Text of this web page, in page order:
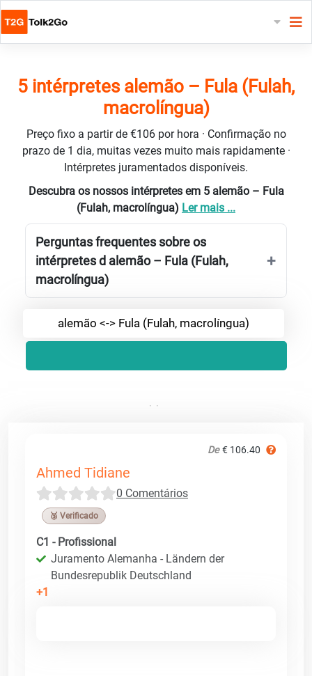
5 intérpretes alemão – Fula (Fulah,
macrolíngua)
Preço fixo a partir de €106 por hora · Confirmação no
prazo de 1 dia, muitas vezes muito mais rapidamente ·
Intérpretes juramentados disponíveis.
Descubra os nossos intérpretes em 5 alemão – Fula
(Fulah, macrolíngua) Ler mais ...
Perguntas frequentes sobre os
intérpretes d alemão – Fula (Fulah,
macrolíngua)
alemão <-> Fula (Fulah, macrolíngua)
De € 106.40
Ahmed Tidiane
0 Comentários
🥉 Verificado
C1 - Profissional
Juramento Alemanha - Ländern der
Bundesrepublik Deutschland
+1